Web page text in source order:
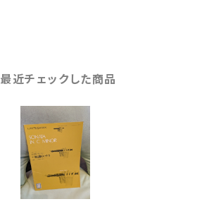
最近チェックした商品